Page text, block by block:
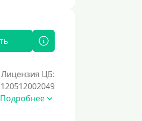
Лицензия ЦБ:
Подробнее